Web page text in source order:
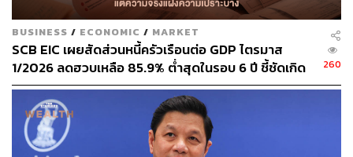
BUSINESS / ECONOMIC / MARKET
SCB EIC เผยสัดส่วนหนี้ครัวเรือนต่อ GDP ไตรมาส
1/2026 ลดฮวบเหลือ 85.9% ต่ำสุดในรอบ 6 ปี ชี้ชัดเกิด
จาก ‘กู้ยากจนหนี้ลด’ ไม่ใช่เพราะฐานะการเงินแกร่งขึ้น
260